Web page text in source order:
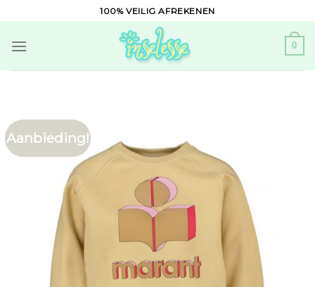
to
content
100% VEILIG AFREKENEN
0
Aanbieding!